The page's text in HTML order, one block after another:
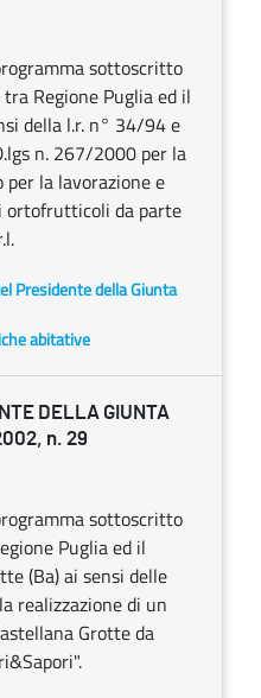
sottoscritto
Regione Puglia ed il
della l.r. n° 34/94 e
n. 267/2000 per la
la lavorazione e
ortofrutticoli da parte
Presidente della Giunta
abitative
DELLA GIUNTA
n. 29
sottoscritto
Puglia ed il
(Ba) ai sensi delle
realizzazione di un
Grotte da